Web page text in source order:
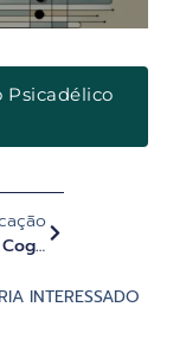
Psicadélico
"Gestores Com Cogumelos Mágicos": Jornal Suíço NZZ Sobre O Trabalho Do Evolute Institute E A Ascensão Da Liderança Psicadélica
INTERESSADO